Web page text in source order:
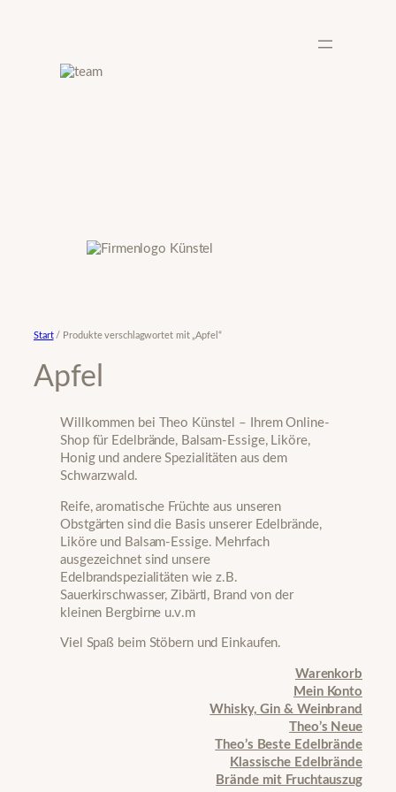
Start/ Produkte verschlagwortet mit „Apfel“
Apfel
Willkommen bei Theo Künstel – Ihrem Online-
Shop für Edelbrände, Balsam-Essige, Liköre,
Honig und andere Spezialitäten aus dem
Schwarzwald.
Reife, aromatische Früchte aus unseren
Obstgärten sind die Basis unserer Edelbrände,
Liköre und Balsam-Essige. Mehrfach
ausgezeichnet sind unsere
Edelbrandspezialitäten wie z.B.
Sauerkirschwasser, Zibärtl, Brand von der
kleinen Bergbirne u.v.m
Viel Spaß beim Stöbern und Einkaufen.
Warenkorb
Mein Konto
Whisky, Gin & Weinbrand
Theo’s Neue
Theo’s Beste Edelbrände
Klassische Edelbrände
Brände mit Fruchtauszug